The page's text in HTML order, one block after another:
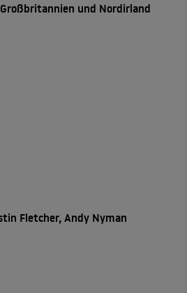
und Nordirland
Fletcher, Andy Nyman